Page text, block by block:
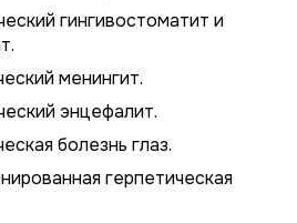
гингивостоматит и
менингит.
энцефалит.
болезнь глаз.
герпетическая